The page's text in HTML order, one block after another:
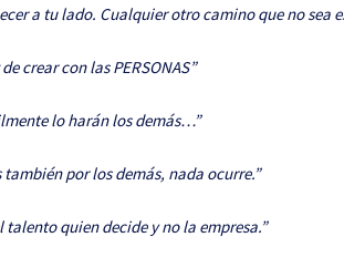
a tu lado. Cualquier otro camino que no sea
crear con las PERSONAS”
lo harán los demás…”
por los demás, nada ocurre.”
quien decide y no la empresa.”